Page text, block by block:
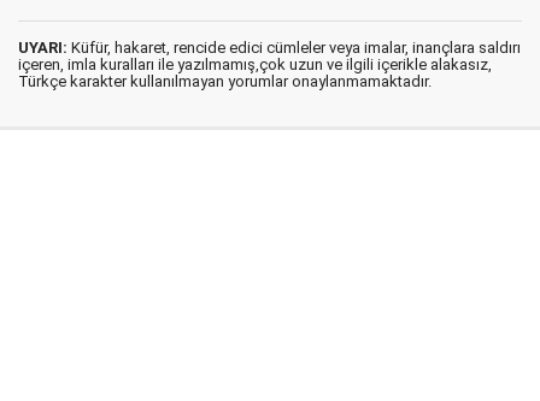
UYARI: Küfür, hakaret, rencide edici cümleler veya imalar, inançlara saldırı
içeren, imla kuralları ile yazılmamış,çok uzun ve ilgili içerikle alakasız,
Türkçe karakter kullanılmayan yorumlar onaylanmamaktadır.